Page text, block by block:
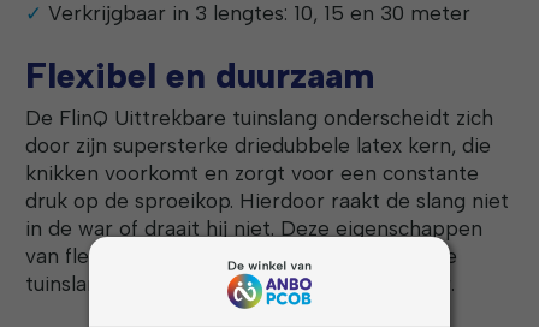
Verkrijgbaar in 3 lengtes: 10, 15 en 30 meter
Flexibel en duurzaam
De FlinQ Uittrekbare tuinslang onderscheidt zich
door zijn supersterke driedubbele latex kern, die
knikken voorkomt en zorgt voor een constante
druk op de sproeikop. Hierdoor raakt de slang niet
in de war of draait hij niet. Deze eigenschappen
van flexibiliteit en duurzaamheid maken deze
tuinslang essentieel voor elke tuinliefhebber.